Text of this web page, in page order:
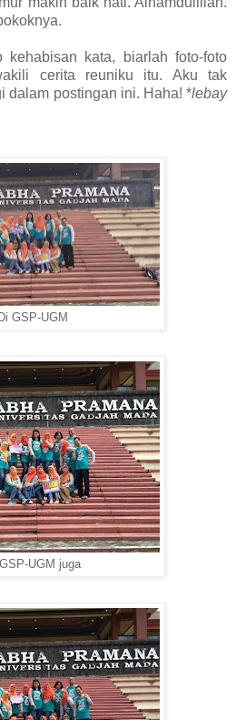
kehabisan kata, biarlah foto-foto
cerita reuniku itu. Aku tak
dalam postingan ini. Haha! *lebay
Di GSP-UGM
UGM juga